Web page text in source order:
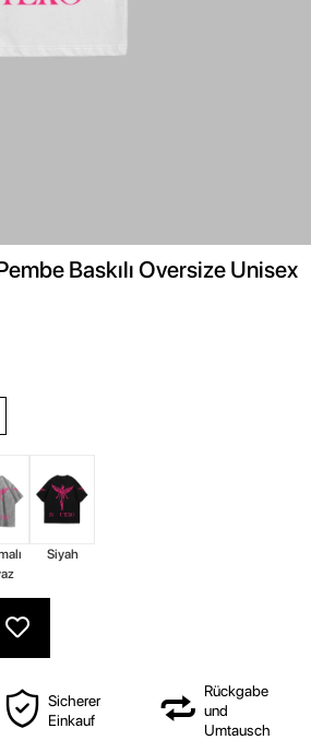
Baskılı Oversize Unisex
Siyah
Sicherer
Einkauf
Rückgabe
und
Umtausch